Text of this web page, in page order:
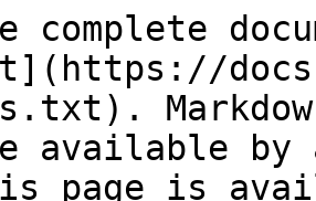
complete
available by
page is